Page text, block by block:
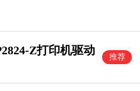
Z打印机驱动
推荐